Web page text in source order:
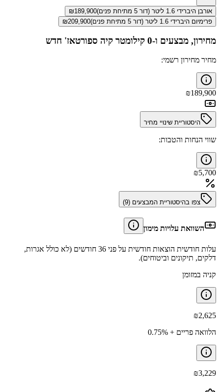
אורבן היברידי 1.6 ליטר (דור 5 מתיחת פנים) ₪189,900
פרימיום היברידי 1.6 ליטר (דור 5 מתיחת פנים)
₪209,900
מחירון, מבצעים ו-0 קילומטר קיה ספורטאז' חדש
מחיר מחירון רשמי:
₪189,900
היסטוריית שינויי מחיר
שווי הנחות והטבות:
₪5,700
צפו בהיסטוריית המבצעים (9
)
השוואת עלויות מימון
עלות חודשית הוצאות חודשית על פני 36 חודשים (לא כולל אגרות,
דלקים, תיקונים וביטוחים).
קניה במזומן
₪2,625
הלוואה פריים + 0.75%
₪3,229